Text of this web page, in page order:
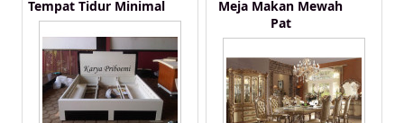
Tempat Tidur Minimal
Meja Makan Mewah
Pat